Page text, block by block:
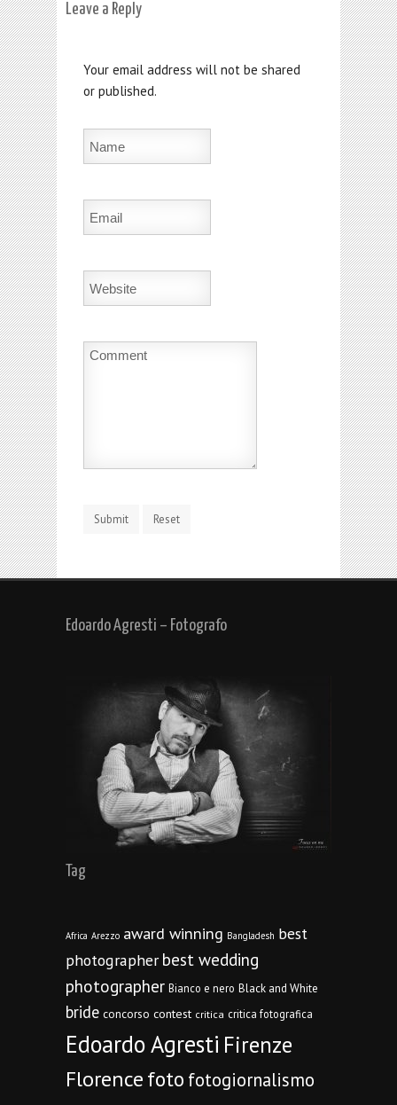
Leave a Reply
Your email address will not be shared
or published.
Edoardo Agresti – Fotografo
Tag
Africa Arezzo award winning Bangladesh best
photographer best wedding
photographer Bianco e nero Black and White
bride concorso contest critica critica fotografica
Edoardo Agresti Firenze
Florencefoto fotogiornalismo